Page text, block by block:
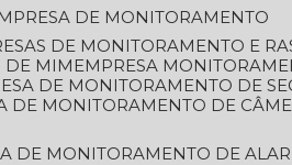
EMPRESA DE MONITORAMENTO
DE MONITORAMENTO E
DE MIM
EMPRESA
DE MONITORAMENTO DE
DE MONITORAMENTO DE
DE MONITORAMENTO DE